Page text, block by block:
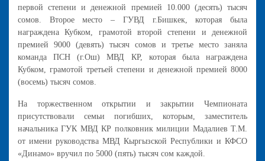
первой степени и денежной премией 10.000 (десять) тысяч
сомов. Второе место – ГУВД г.Бишкек, которая была
награждена Кубком, грамотой второй степени и денежной
премией 9000 (девять) тысяч сомов и третье место заняла
команда ПСН (г.Ош) МВД КР, которая была награждена
Кубком, грамотой третьей степени и денежной премией 8000
(восемь) тысяч сомов.
На торжественном открытии и закрытии Чемпионата
присутствовали семьи погибших, которым, заместитель
начальника ГУК МВД КР полковник милиции Мадалиев Т.М.
от имени руководства МВД Кыргызской Республики и КФСО
«Динамо» вручил по 5000 (пять) тысяч сом каждой.